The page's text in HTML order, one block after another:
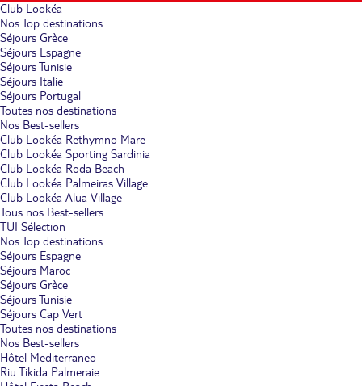
Club Lookéa
Nos Top destinations
Séjours Grèce
Séjours Espagne
Séjours Tunisie
Séjours Italie
Séjours Portugal
Toutes nos destinations
Nos Best-sellers
Club Lookéa Rethymno Mare
Club Lookéa Sporting Sardinia
Club Lookéa Roda Beach
Club Lookéa Palmeiras Village
Club Lookéa Alua Village
Tous nos Best-sellers
TUI Sélection
Nos Top destinations
Séjours Espagne
Séjours Maroc
Séjours Grèce
Séjours Tunisie
Séjours Cap Vert
Toutes nos destinations
Nos Best-sellers
Hôtel Mediterraneo
Riu Tikida Palmeraie